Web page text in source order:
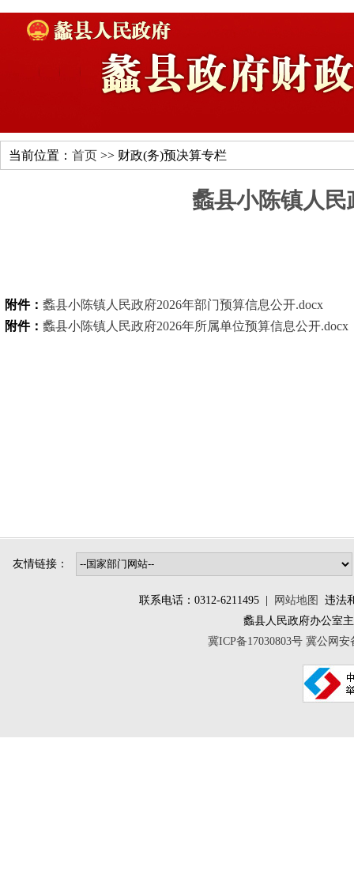
当前位置： 首页 >> 财政(务)预决算专栏
蠡县小陈镇人民
附件： 蠡县小陈镇人民政府2026年部门预算信息公开.docx
附件： 蠡县小陈镇人民政府2026年所属单位预算信息公开.docx
友情链接：
联系电话：0312-6211495 | 网站地图
违法
蠡县人民政府办公
冀ICP备17030803号 冀公网安